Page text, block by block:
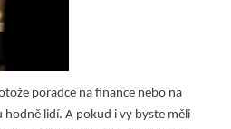
poradce na finance nebo na
lidí. A pokud i vy byste měli